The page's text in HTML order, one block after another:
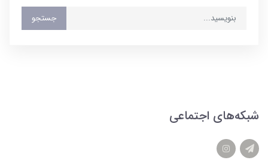
جستجو
شبکه‌های اجتماعی